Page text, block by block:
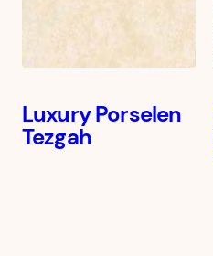
Luxury Porselen
Tezgah